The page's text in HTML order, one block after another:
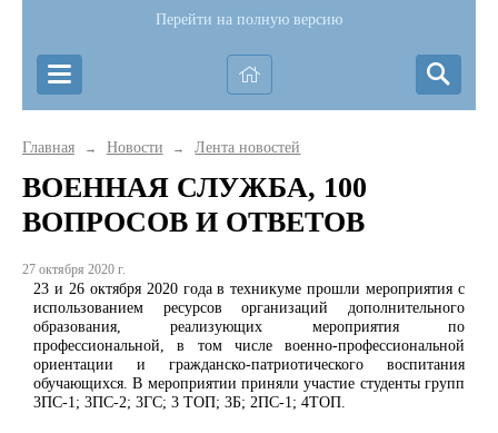
Перейти на полную версию
Главная → Новости → Лента новостей
ВОЕННАЯ СЛУЖБА, 100
ВОПРОСОВ И ОТВЕТОВ
27 октября 2020 г.
23 и 26 октября 2020 года в техникуме прошли мероприятия с
использованием ресурсов организаций дополнительного
образования, реализующих мероприятия по
профессиональной, в том числе военно-профессиональной
ориентации и гражданско-патриотического воспитания
обучающихся. В мероприятии приняли участие студенты групп
3ПС-1; 3ПС-2; 3ГС; 3 ТОП; 3Б; 2ПС-1; 4ТОП.